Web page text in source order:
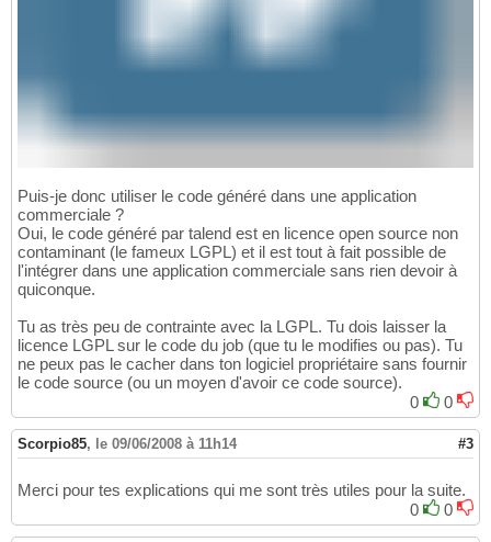
Puis-je donc utiliser le code généré dans une application
commerciale ?
Oui, le code généré par talend est en licence open source non
contaminant (le fameux LGPL) et il est tout à fait possible de
l'intégrer dans une application commerciale sans rien devoir à
quiconque.
Tu as très peu de contrainte avec la LGPL. Tu dois laisser la
licence LGPL sur le code du job (que tu le modifies ou pas). Tu
ne peux pas le cacher dans ton logiciel propriétaire sans fournir
le code source (ou un moyen d'avoir ce code source).
0
0
Scorpio85, le 09/06/2008 à 11h14 #3
Merci pour tes explications qui me sont très utiles pour la suite.
0
0